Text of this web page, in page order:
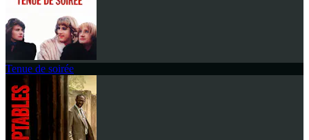
Tenue de soirée